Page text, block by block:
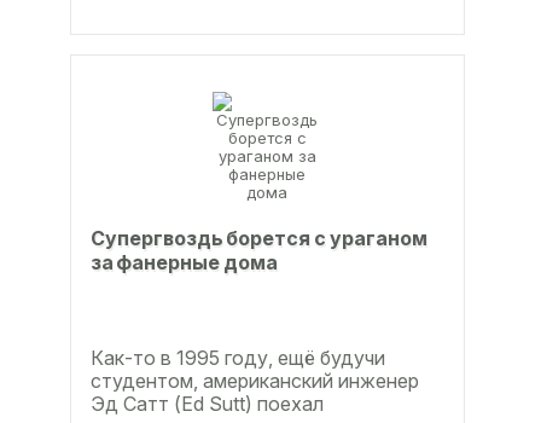
Супергвоздь борется с ураганом
за фанерные дома
Как-то в 1995 году, ещё будучи
студентом, американский инженер
Эд Сатт (Ed Sutt) поехал